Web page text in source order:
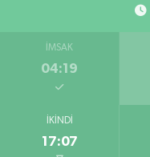
İMSAK
04:19
İKINDI
17:07